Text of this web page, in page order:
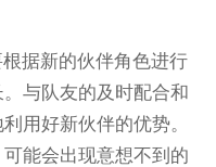
据新的伙伴角色进行
与队友的及时配合和
用好新伙伴的优势。
能会出现意想不到的